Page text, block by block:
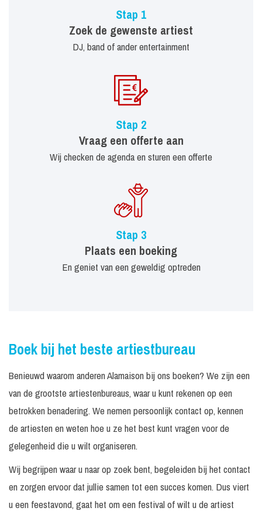
Stap 1
Zoek de gewenste artiest
DJ, band of ander entertainment
Stap 2
Vraag een offerte aan
Wij checken de agenda en sturen een offerte
Stap 3
Plaats een boeking
En geniet van een geweldig optreden
Boek bij het beste artiestbureau
Benieuwd waarom anderen Alamaison bij ons boeken? We zijn een
van de grootste artiestenbureaus, waar u kunt rekenen op een
betrokken benadering. We nemen persoonlijk contact op, kennen
de artiesten en weten hoe u ze het best kunt vragen voor de
gelegenheid die u wilt organiseren.
Wij begrijpen waar u naar op zoek bent, begeleiden bij het contact
en zorgen ervoor dat jullie samen tot een succes komen. Dus viert
u een feestavond, gaat het om een festival of wilt u de artiest